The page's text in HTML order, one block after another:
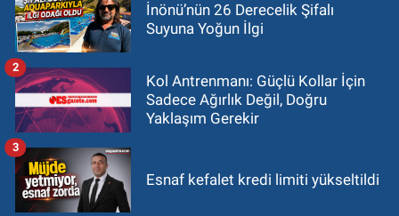
İnönü’nün 26 Derecelik Şifalı
Suyuna Yoğun İlgi
Kol Antrenmanı: Güçlü Kollar İçin
Sadece Ağırlık Değil, Doğru
Yaklaşım Gerekir
2
Esnaf kefalet kredi limiti yükseltildi
3